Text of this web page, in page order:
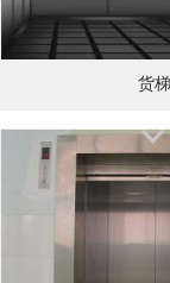
货梯